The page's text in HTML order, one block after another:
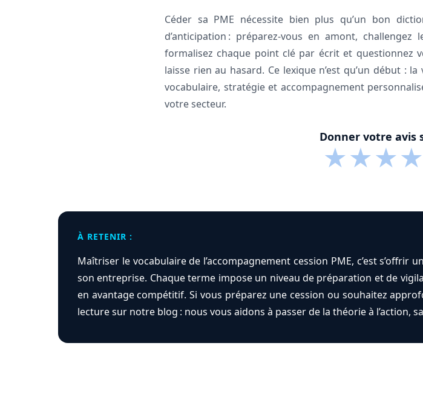
Céder sa PME nécessite bien plus qu’un bon
d’anticipation : préparez-vous en amont, challengez
formalisez chaque point clé par écrit et questionnez
laisse rien au hasard. Ce lexique n’est qu’un début :
vocabulaire, stratégie et accompagnement
votre secteur.
Donner votre avis
★★★★
À RETENIR :
Maîtriser le vocabulaire de l’accompagnement cession PME, c’est
son entreprise. Chaque terme impose un niveau de préparation et de
en avantage compétitif. Si vous préparez une cession ou souhaitez
lecture sur notre blog : nous vous aidons à passer de la théorie à l’action,